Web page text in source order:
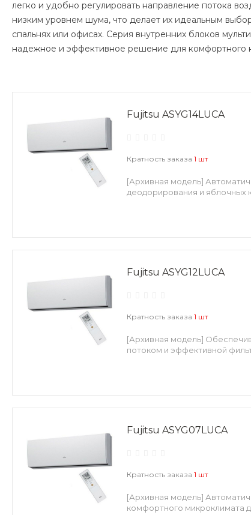
легко и удобно регулировать направление потока
низким уровнем шума, что делает их идеальным
спальнях или офисах. Серия внутренних блоков
надежное и эффективное решение для комфортного
Fujitsu ASYG14LUCA
Кратность заказа 1 шт
[Архивная модель]
деодорирования и яблочных
Fujitsu ASYG12LUCA
Кратность заказа 1 шт
[Архивная модель]
потоком и эффективной
Fujitsu ASYG07LUCA
Кратность заказа 1 шт
[Архивная модель]
комфортного микроклимата